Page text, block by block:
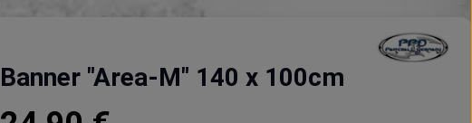
Banner "Area-M" 140 x 100cm